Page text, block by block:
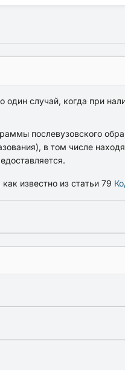
случай, когда при
послевузовского
в том числе
известно из статьи 79